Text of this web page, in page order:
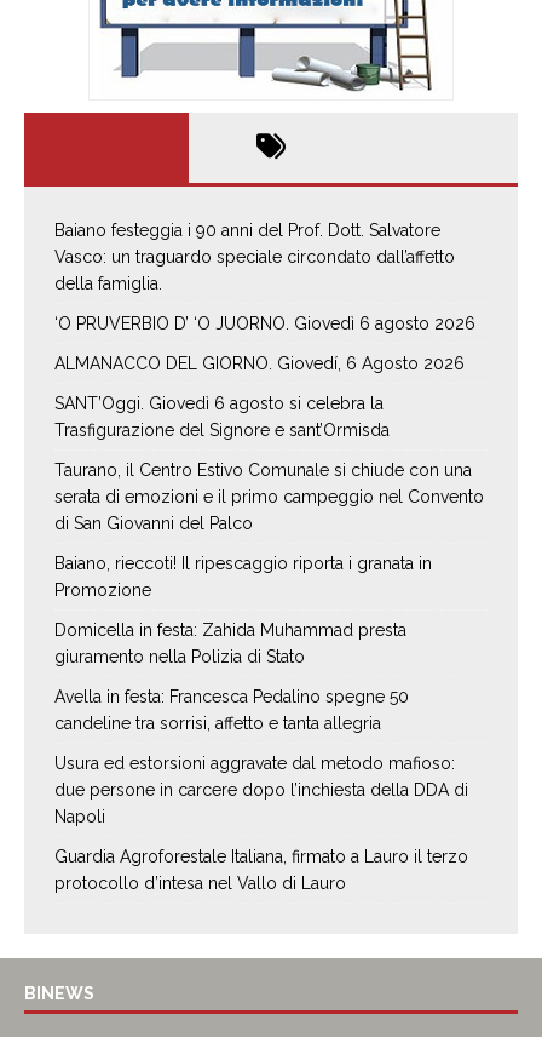
Baiano festeggia i 90 anni del Prof. Dott. Salvatore
Vasco: un traguardo speciale circondato dall’affetto
della famiglia.
‘O PRUVERBIO D’ ‘O JUORNO. Giovedì 6 agosto 2026
ALMANACCO DEL GIORNO. Giovedí, 6 Agosto 2026
SANT’Oggi. Giovedì 6 agosto si celebra la
Trasfigurazione del Signore e sant’Ormisda
Taurano, il Centro Estivo Comunale si chiude con una
serata di emozioni e il primo campeggio nel Convento
di San Giovanni del Palco
Baiano, rieccoti! Il ripescaggio riporta i granata in
Promozione
Domicella in festa: Zahida Muhammad presta
giuramento nella Polizia di Stato
Avella in festa: Francesca Pedalino spegne 50
candeline tra sorrisi, affetto e tanta allegria
Usura ed estorsioni aggravate dal metodo mafioso:
due persone in carcere dopo l’inchiesta della DDA di
Napoli
Guardia Agroforestale Italiana, firmato a Lauro il terzo
protocollo d’intesa nel Vallo di Lauro
BINEWS